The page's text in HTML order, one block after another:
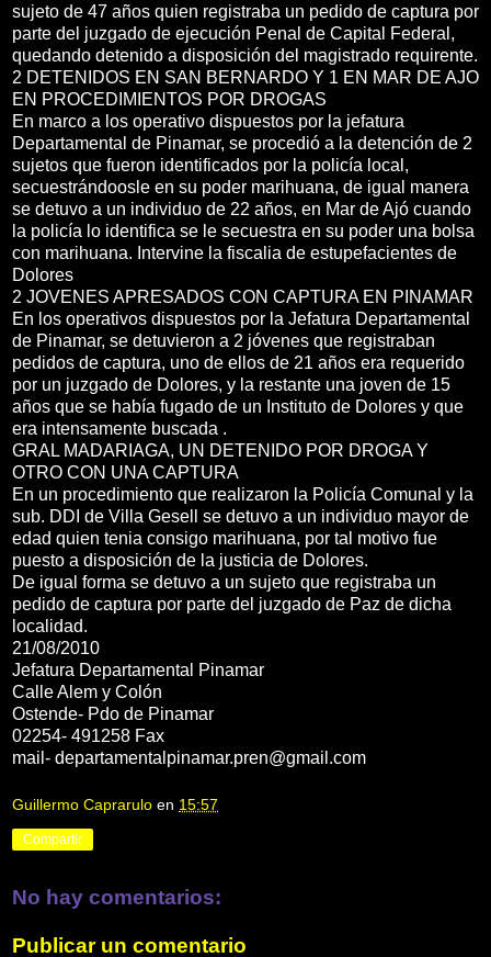
sujeto de 47 años quien registraba un pedido de captura por
parte del juzgado de ejecución Penal de Capital Federal,
quedando detenido a disposición del magistrado requirente.
2 DETENIDOS EN SAN BERNARDO Y 1 EN MAR DE AJO
EN PROCEDIMIENTOS POR DROGAS
En marco a los operativo dispuestos por la jefatura
Departamental de Pinamar, se procedió a la detención de 2
sujetos que fueron identificados por la policía local,
secuestrándoosle en su poder marihuana, de igual manera
se detuvo a un individuo de 22 años, en Mar de Ajó cuando
la policía lo identifica se le secuestra en su poder una bolsa
con marihuana. Intervine la fiscalia de estupefacientes de
Dolores
2 JOVENES APRESADOS CON CAPTURA EN PINAMAR
En los operativos dispuestos por la Jefatura Departamental
de Pinamar, se detuvieron a 2 jóvenes que registraban
pedidos de captura, uno de ellos de 21 años era requerido
por un juzgado de Dolores, y la restante una joven de 15
años que se había fugado de un Instituto de Dolores y que
era intensamente buscada .
GRAL MADARIAGA, UN DETENIDO POR DROGA Y
OTRO CON UNA CAPTURA
En un procedimiento que realizaron la Policía Comunal y la
sub. DDI de Villa Gesell se detuvo a un individuo mayor de
edad quien tenia consigo marihuana, por tal motivo fue
puesto a disposición de la justicia de Dolores.
De igual forma se detuvo a un sujeto que registraba un
pedido de captura por parte del juzgado de Paz de dicha
localidad.
21/08/2010
Jefatura Departamental Pinamar
Calle Alem y Colón
Ostende- Pdo de Pinamar
02254- 491258 Fax
mail- departamentalpinamar.pren@gmail.com
Guillermo Caprarulo en 15:57
Compartir
No hay comentarios:
Publicar un comentario